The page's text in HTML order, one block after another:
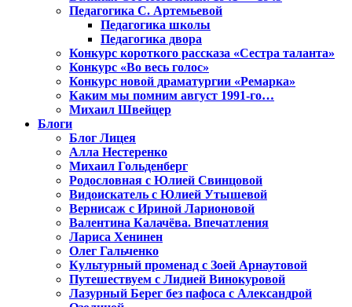
Педагогика С. Артемьевой
Педагогика школы
Педагогика двора
Конкурс короткого рассказа «Сестра таланта»
Конкурс «Во весь голос»
Конкурс новой драматургии «Ремарка»
Каким мы помним август 1991-го…
Михаил Швейцер
Блоги
Блог Лицея
Алла Нестеренко
Михаил Гольденберг
Родословная с Юлией Свинцовой
Видоискатель с Юлией Утышевой
Вернисаж с Ириной Ларионовой
Валентина Калачёва. Впечатления
Лариса Хенинен
Олег Гальченко
Культурный променад с Зоей Арнаутовой
Путешествуем с Лидией Винокуровой
Лазурный Берег без пафоса с Александрой